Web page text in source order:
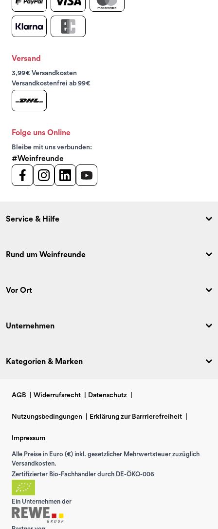
Versand
3,99€ Versandkosten
Versandkostenfrei ab 99€
Folge uns Online
Bleibe mit uns verbunden:
#Weinfreunde
Service & Hilfe
Rund um Weinfreunde
Vor Ort
Unternehmen
Kategorien & Marken
AGB Widerrufsrecht Datenschutz
Nutzungsbedingungen Erklärung zur Barrrierefreiheit
Impressum
Alle Preise in Euro (€) inkl. gesetzlicher Mehrwertsteuer zuzüglich
Versandkosten.
Zertifizierter Bio-Fachhändler durch DE-ÖKO-006
Ein Unternehmen der